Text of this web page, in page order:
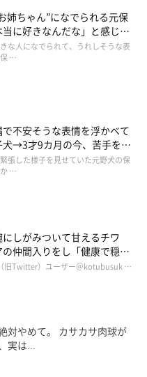
姉ちゃん”になでられる元保
に好きなんだな」と感じる
り
な人になでられて、うれしそうな表
…
不安そうな表情を浮かべて
犬→3才9カ月の今、苦手を克
コに成長！
張した様子を見せていた元野犬の保
…
しがみついて甘えるチワ
仲間入りをし「健康で穏や
が続いてほしい」と願う
旧Twitter）ユーザー＠kotubusuk …
対やめて。 カサカサ肉球が
実は...